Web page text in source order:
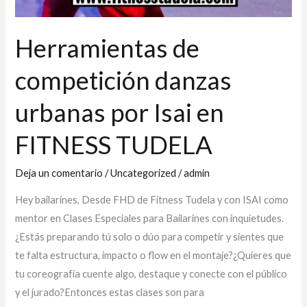
Herramientas de
competición danzas
urbanas por Isai en
FITNESS TUDELA
Deja un comentario /Uncategorized /admin
Hey bailarines, Desde FHD de Fitness Tudela y con ISAI como
mentor en Clases Especiales para Bailarines con inquietudes.
¿Estás preparando tú solo o dúo para competir y sientes que
te falta estructura, impacto o flow en el montaje?¿Quieres que
tu coreografía cuente algo, destaque y conecte con el público
y el jurado?Entonces estas clases son para